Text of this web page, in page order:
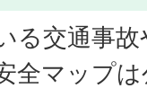
る交通事
全マップ